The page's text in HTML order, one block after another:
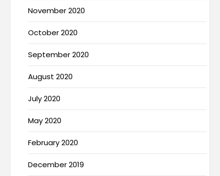
November 2020
October 2020
September 2020
August 2020
July 2020
May 2020
February 2020
December 2019